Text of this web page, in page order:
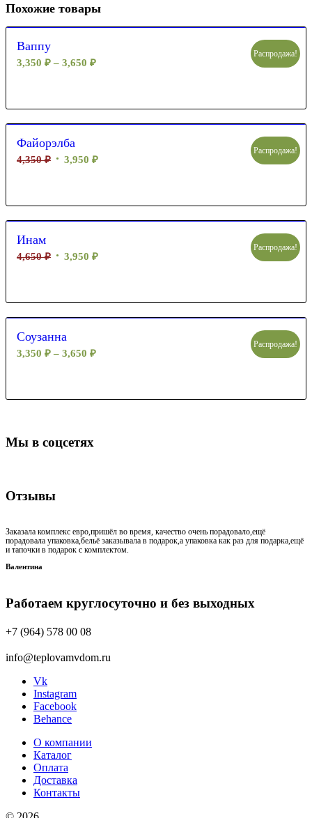
Похожие товары
Ваппу
3,350 ₽ – 3,650 ₽
Распродажа!
Файорэлба
4,350₽ 3,950 ₽
Распродажа!
Инам
4,650₽ 3,950 ₽
Распродажа!
Соузанна
3,350 ₽ – 3,650 ₽
Распродажа!
Мы в соцсетях
Отзывы
Заказала комплекс евро,пришёл во время, качество очень порадовало,ещё
порадовала упаковка,бельё заказывала в подарок,а упаковка как раз для подарка,ещё
и тапочки в подарок с комплектом.
Валентина
Работаем круглосуточно и без выходных
+7 (964) 578 00 08
info@teplovamvdom.ru
Vk
Instagram
Facebook
Behance
О компании
Каталог
Оплата
Доставка
Контакты